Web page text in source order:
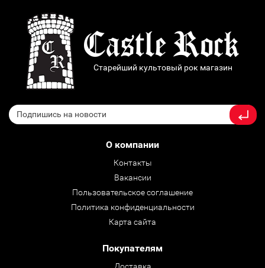
Старейший культовый рок магазин
О компании
Контакты
Вакансии
Пользовательское соглашение
Политика конфиденциальности
Карта сайта
Покупателям